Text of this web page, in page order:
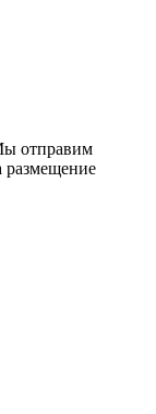
отправим
размещение